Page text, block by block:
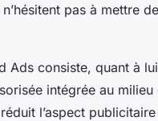
pas à mettre
Ads consiste, quant à
intégrée au milieu
l’aspect